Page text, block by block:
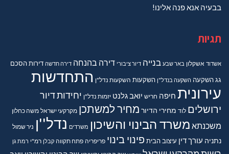
בבעיה אנא פנה אלינו!
תגיות
אשדוד אשקלון באר שבע בנייה דיור ציבורי דירה בהנחה דירה חדשה דירותהסכם
גגהשקעה השקעה בנדל"ן השקעות השקעות נדל"ן התחדשות
עירונית חיפה חריש יואב גלנט יזמות נדל"ן יחידות דיור
ירושלים לוד מחירי הדיור מחיר למשתכן מקרקעי ישראל משה כחלון
משכנתא משרד הבינוי והשיכון משרדים נדל''ן ניר שמול
נתניה עורך דין עיצוב הבית פינוי בינוי פריפריה פתח תקווה קבלן רמ"י רמת גן